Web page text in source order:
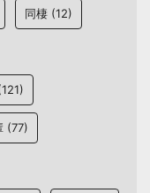
同棲 (12)
(77)